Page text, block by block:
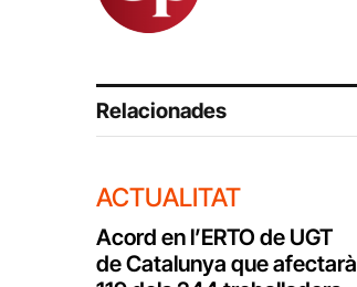
Relacionades
ACTUALITAT
Acord en l’ERTO de UGT
de Catalunya que afectarà